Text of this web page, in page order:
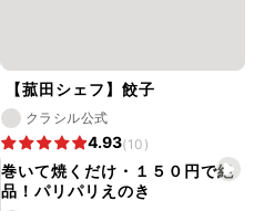
【菰田シェフ】餃子
クラシル公式
4.93(10)
巻いて焼くだけ・１５０円で絶
品！パリパリえのき